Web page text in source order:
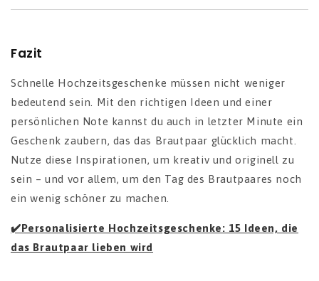
Fazit
Schnelle Hochzeitsgeschenke müssen nicht weniger
bedeutend sein. Mit den richtigen Ideen und einer
persönlichen Note kannst du auch in letzter Minute ein
Geschenk zaubern, das das Brautpaar glücklich macht.
Nutze diese Inspirationen, um kreativ und originell zu
sein – und vor allem, um den Tag des Brautpaares noch
ein wenig schöner zu machen.
✔️Personalisierte Hochzeitsgeschenke: 15 Ideen, die
das Brautpaar lieben wird